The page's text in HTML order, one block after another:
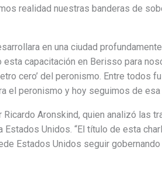
realidad nuestras banderas de
en una ciudad
capacitación en Berisso para
cero’ del peronismo. Entre todos
el peronismo y hoy seguimos de esa
Aronskind, quien analizó las
Unidos. “El título de esta
Estados Unidos seguir gobernando